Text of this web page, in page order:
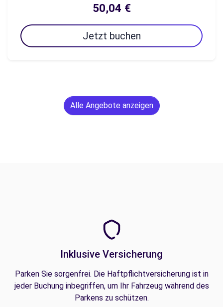
50,04 €
Jetzt buchen
Alle Angebote anzeigen
Inklusive Versicherung
Parken Sie sorgenfrei. Die Haftpflichtversicherung ist in
jeder Buchung inbegriffen, um Ihr Fahrzeug während des
Parkens zu schützen.